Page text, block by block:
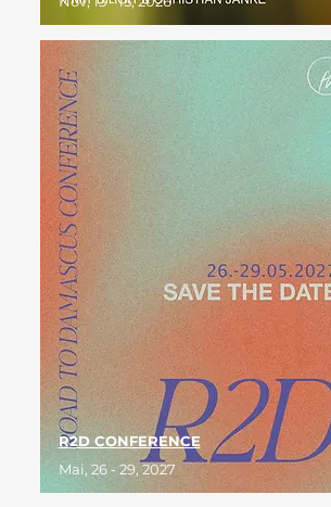
R2D CONFERENCE
Mai, 26 - 29, 2027